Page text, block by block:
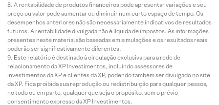
A rentabilidade de produtos financeiros pode apresentar variações e seu
preço ou valor pode aumentar ou diminuir num curto espaço de tempo. Os
desempenhos anteriores não são necessariamente indicativos de resultados
futuros. A rentabilidade divulgada não é líquida de impostos. As informações
presentes neste material são baseadas em simulações e os resultados reais
poderão ser significativamente diferentes.
Este relatório é destinado à circulação exclusiva para a rede de
relacionamento da XP Investimentos, incluindo assessores de
investimentos da XP e clientes da XP, podendo também ser divulgado no site
da XP. Fica proibida sua reprodução ou redistribuição para qualquer pessoa,
no todo ou em parte, qualquer que seja o propósito, sem o prévio
consentimento expresso da XP Investimentos.